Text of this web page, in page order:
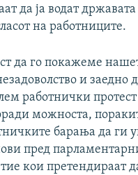
да ја водат државата
на работниците.
да го покажеме
и заедно
работнички протест
можноста,
барања да ги
пред
кои претендираат